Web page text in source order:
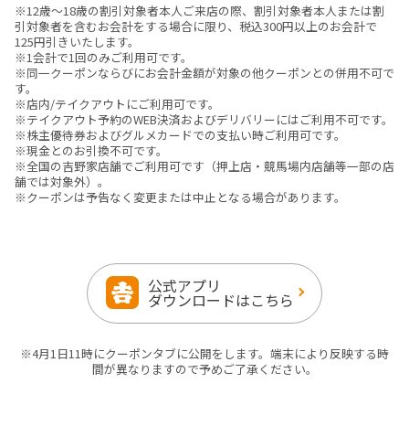
※12歳〜18歳の割引対象者本人ご来店の際、割引対象者本人または割
引対象者を含むお会計をする場合に限り、税込300円以上のお会計で
125円引きいたします。
※1会計で1回のみご利用可です。
※同一クーポンならびにお会計金額が対象の他クーポンとの併用不可で
す。
※店内/テイクアウトにご利用可です。
※テイクアウト予約のWEB決済およびデリバリーにはご利用不可です。
※株主優待券およびグルメカードでの支払い時ご利用可です。
※現金とのお引換不可です。
※全国の吉野家店舗でご利用可です（押上店・競馬場内店舗等一部の店
舗では対象外）。
※クーポンは予告なく変更または中止となる場合があります。
公式アプリ
ダウンロードはこちら
※4月1日11時にクーポンタブに公開をします。端末により反映する時
間が異なりますので予めご了承ください。